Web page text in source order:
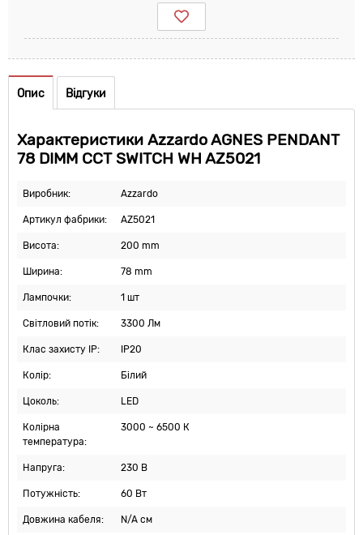
Опис Відгуки
Характеристики Azzardo AGNES PENDANT
78 DIMM CCT SWITCH WH AZ5021
Виробник: Azzardo
Артикул фабрики: AZ5021
Висота: 200 mm
Ширина: 78 mm
Лампочки: 1 шт
Світловий потік: 3300 Лм
Клас захисту IP: IP20
Колір: Білий
Цоколь: LED
Колірна
температура:
3000 ~ 6500 К
Напруга: 230 В
Потужність: 60 Вт
Довжина кабеля: N/A см